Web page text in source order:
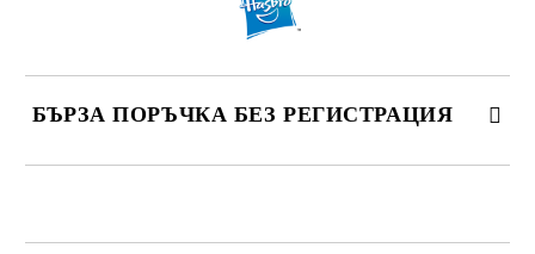
БЪРЗА ПОРЪЧКА БЕЗ РЕГИСТРАЦИЯ